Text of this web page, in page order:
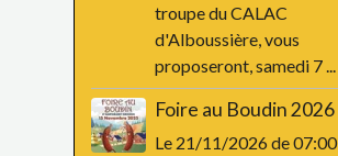
troupe du CALAC
d'Alboussière, vous
proposeront, samedi 7 ...
Foire au Boudin 2026
Le 21/11/2026de 07:00